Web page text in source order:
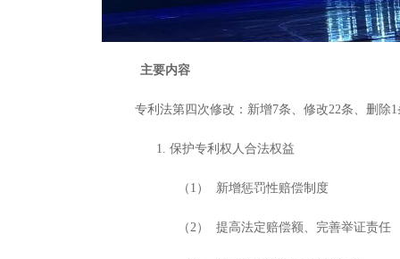
主要内容
专利法第四次修改：新增7条、修改22条、删除1
1. 保护专利权人合法权益
（1） 新增惩罚性赔偿制度
（2） 提高法定赔偿额、完善举证责任